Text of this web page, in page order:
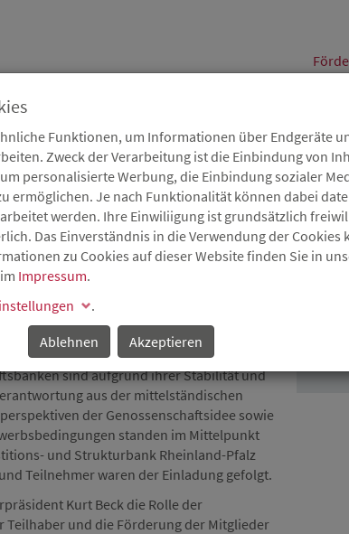
Service Aktuelles
ALS
PFALZ
der Genossenschaften hat
sind aufgrund ihrer Stabilität und
aus der mittelständischen
der Genossenschaftsidee sowie
standen im Mittelpunkt
und Strukturbank Rheinland-Pfalz
Teilnehmer waren der Einladung gefolgt.
Kurt Beck die Rolle der
Teilhaber und die Förderung der Mitglieder
Funktionen, um Informationen über Endgeräte
Zweck der Verarbeitung ist die Einbindung von
personalisierte Werbung, die Einbindung sozialer
ermöglichen. Je nach Funktionalität können dabei
werden. Ihre Einwiliigung ist grundsätzlich
Das Einverständnis in die Verwendung der Cookies
zu Cookies auf dieser Website finden Sie in
Impressum.
.
Ablehnen
Akzeptieren